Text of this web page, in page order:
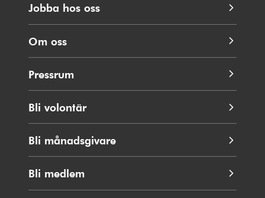
Jobba hos oss
Om oss
Pressrum
Bli volontär
Bli månadsgivare
Bli medlem